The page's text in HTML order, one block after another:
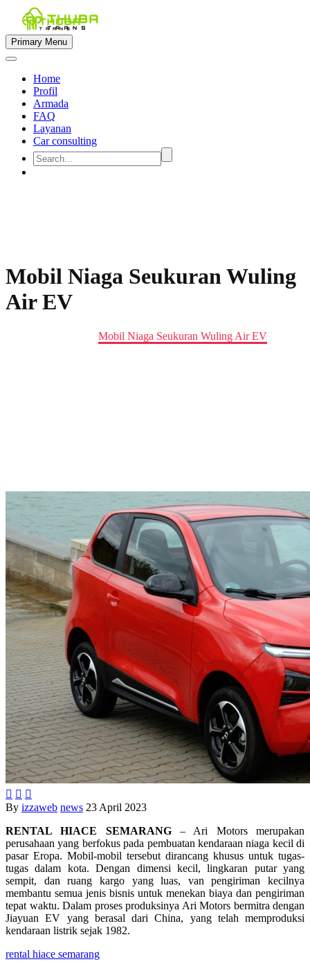
Primary Menu
Home
Profil
Armada
FAQ
Layanan
Car consulting
Mobil Niaga Seukuran Wuling
Air EV
Mobil Niaga Seukuran Wuling Air EV
  
By izzaweb news 23 April 2023
RENTAL HIACE SEMARANG– Ari Motors merupakan
perusahaan yang berfokus pada pembuatan kendaraan niaga kecil di
pasar Eropa. Mobil-mobil tersebut dirancang khusus untuk tugas-
tugas dalam kota. Dengan dimensi kecil, lingkaran putar yang
sempit, dan ruang kargo yang luas, van pengiriman kecilnya
membantu semua jenis bisnis untuk menekan biaya dan pengiriman
tepat waktu. Dalam proses produksinya Ari Motors bermitra dengan
Jiayuan EV yang berasal dari China, yang telah memproduksi
kendaraan listrik sejak 1982.
rental hiace semarang